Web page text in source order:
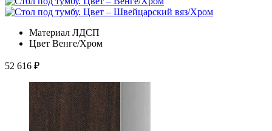
Материал ЛДСП
Цвет Венге/Хром
52 616 ₽